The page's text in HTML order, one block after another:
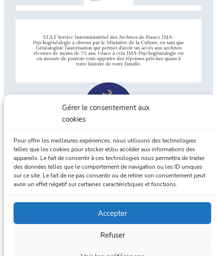
Gérer le consentement aux
cookies
Pour offrir les meilleures expériences, nous utilisons des technologies
telles que les cookies pour stocker et/ou accéder aux informations des
appareils. Le fait de consentir à ces technologies nous permettra de traiter
des données telles que le comportement de navigation ou les ID uniques
sur ce site. Le fait de ne pas consentir ou de retirer son consentement peut
avoir un effet négatif sur certaines caractéristiques et fonctions.
Accepter
Refuser
S.I.A.F Service Interministériel des Archives de France IMA-
Psychogénéalogie a obtenu par le Ministère de la Culture, en tant que
Généalogiste l’autorisation qui permet d’avoir un accès aux archives
récentes de moins de 75 ans. Grace à cela IMA-Psychogénéalogie est
en mesure de pouvoir vous apporter des réponses précises quant à
votre histoire de votre famille.
Union Professionnelle de
Généalogistes familiaux